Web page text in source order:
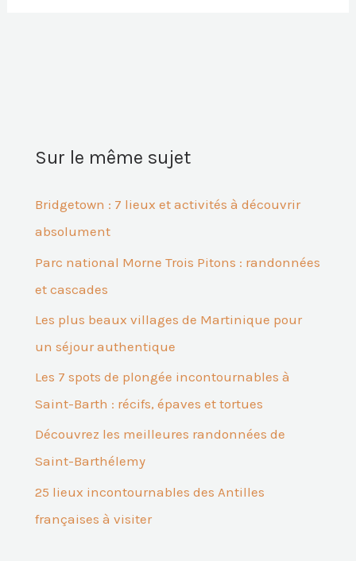
Sur le même sujet
Bridgetown : 7 lieux et activités à découvrir
absolument
Parc national Morne Trois Pitons : randonnées
et cascades
Les plus beaux villages de Martinique pour
un séjour authentique
Les 7 spots de plongée incontournables à
Saint-Barth : récifs, épaves et tortues
Découvrez les meilleures randonnées de
Saint-Barthélemy
25 lieux incontournables des Antilles
françaises à visiter